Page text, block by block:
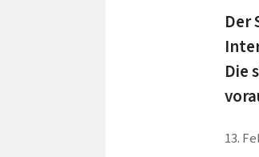
Der
Die
13.